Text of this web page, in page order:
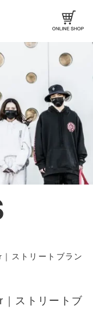
ストリートブラン
ストリートブ